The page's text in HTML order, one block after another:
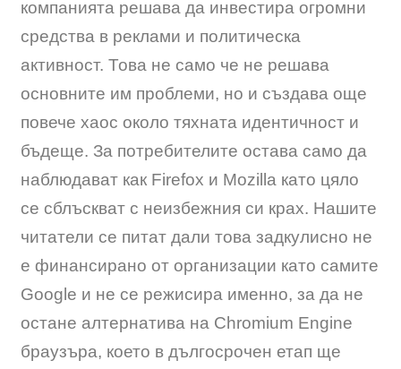
компанията решава да инвестира огромни
средства в реклами и политическа
активност. Това не само че не решава
основните им проблеми, но и създава още
повече хаос около тяхната идентичност и
бъдеще. За потребителите остава само да
наблюдават как Firefox и Mozilla като цяло
се сблъскват с неизбежния си крах. Нашите
читатели се питат дали това задкулисно не
е финансирано от организации като самите
Google и не се режисира именно, за да не
остане алтернатива на Chromium Engine
браузъра, което в дългосрочен етап ще